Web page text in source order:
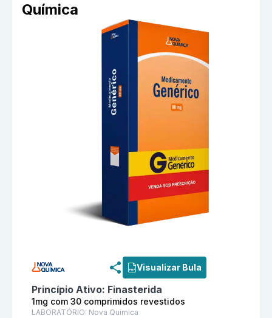
Química
Visualizar Bula
Princípio Ativo: Finasterida
1mg com 30 comprimidos revestidos
LABORATÓRIO: Nova Química